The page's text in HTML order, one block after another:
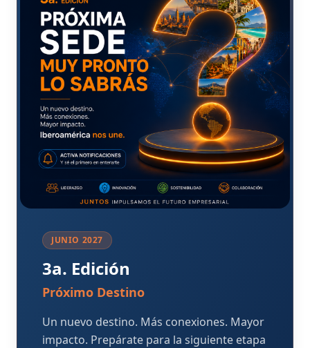
JUNIO 2027
3a. Edición
Próximo Destino
Un nuevo destino. Más conexiones. Mayor
impacto. Prepárate para la siguiente etapa